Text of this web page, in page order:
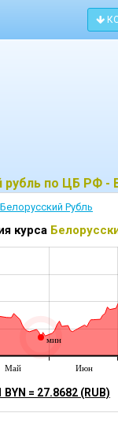
рубль по ЦБ РФ -
Рубль
курса
мин
Май Июн
BYN = 27.8682 (RUB)